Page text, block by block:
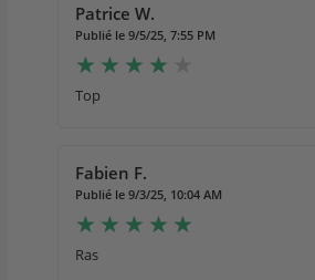
Patrice W.
Publié le 9/5/25, 7:55 PM
Top
Fabien F.
Publié le 9/3/25, 10:04 AM
Ras